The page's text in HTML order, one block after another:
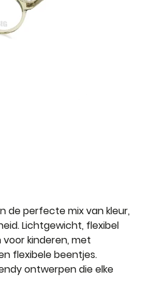
de perfecte mix van kleur,
Lichtgewicht, flexibel
kinderen, met
flexibele beentjes.
ontwerpen die elke